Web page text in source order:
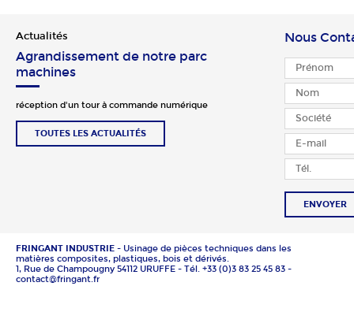
Actualités
Agrandissement de notre parc
machines
réception d'un tour à commande numérique
TOUTES LES ACTUALITÉS
Nous
ENVOYER
FRINGANT INDUSTRIE - Usinage de pièces techniques dans les
matières composites, plastiques, bois et dérivés.
1, Rue de Champougny 54112 URUFFE - Tél. +33 (0)3 83 25 45 83 -
contact@fringant.fr